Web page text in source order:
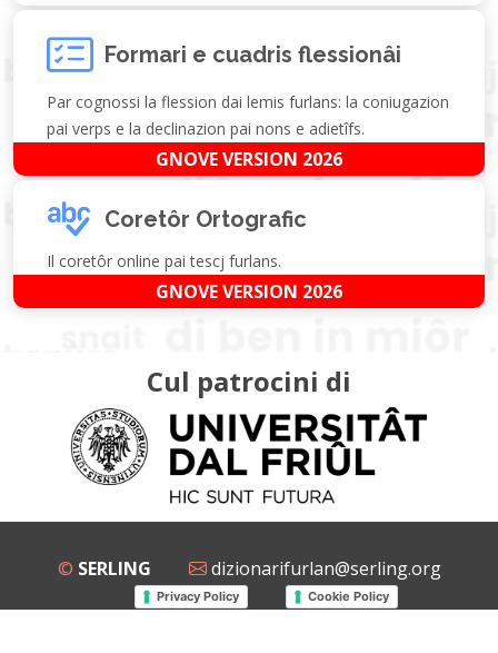
Formari e cuadris flessionâi
Par cognossi la flession dai lemis furlans: la coniugazion
pai verps e la declinazion pai nons e adietîfs.
GNOVE VERSION 2026
Coretôr Ortografic
Il coretôr online pai tescj furlans.
GNOVE VERSION 2026
Cul patrocini di
© SERLING dizionarifurlan@serling.org
Privacy Policy Cookie Policy